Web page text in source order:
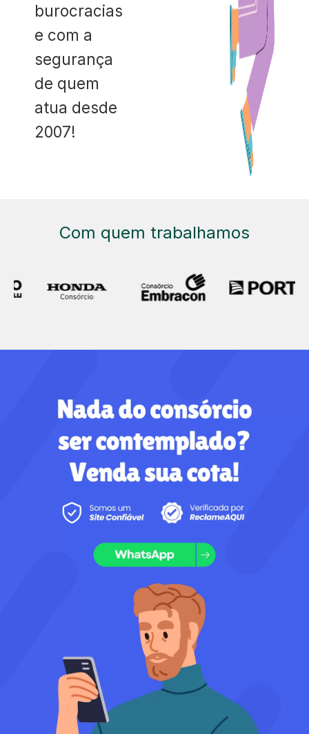
burocracias
e com a
segurança
de quem
atua desde
2007!
Com quem trabalhamos